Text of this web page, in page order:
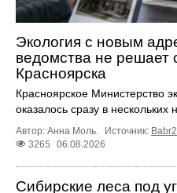
Экология с новым
ведомства не решает
Красноярска
Красноярское Министерство
оказалось сразу в нескольких
Автор: Анна Моль. Источник:
3265
06.08.2026
Сибирские леса под